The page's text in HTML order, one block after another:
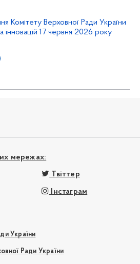
Комітету Верховної Ради України
інновацій 17 червня 2026 року
мережах:
Твіттер
Інстаграм
України
Ради України